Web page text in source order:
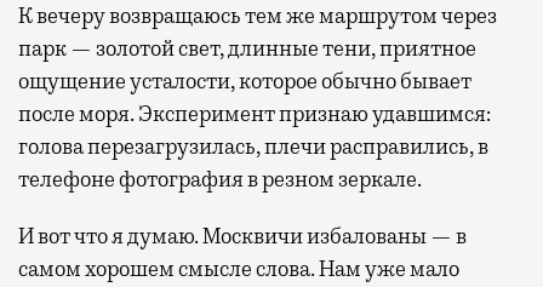
К вечеру возвращаюсь тем же маршрутом через
парк — золотой свет, длинные тени, приятное
ощущение усталости, которое обычно бывает
после моря. Эксперимент признаю удавшимся:
голова перезагрузилась, плечи расправились, в
телефоне фотография в резном зеркале.
И вот что я думаю. Москвичи избалованы — в
самом хорошем смысле слова. Нам уже мало